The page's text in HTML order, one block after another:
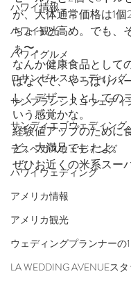
ハワイ情報
ハワイ観光
ハワイグルメ
ロサンゼルスウェディング
サンフランシスコウェディ
サンディエゴウェディング
ラスベガスウェディング
ハワイウェディング
アメリカ情報
アメリカ観光
ウェディングプランナーの
LA WEDDING AVENUEス
が、大体通常価格は1個
ちょっと高め。でも、
ぁ〜。
なんか健康食品として
はなくて、やっぱりハ
しくデザートとしての
いう感覚かな。
経験値アップのために
ど、大満足でしたよ。
ぜひお近くの米系ス